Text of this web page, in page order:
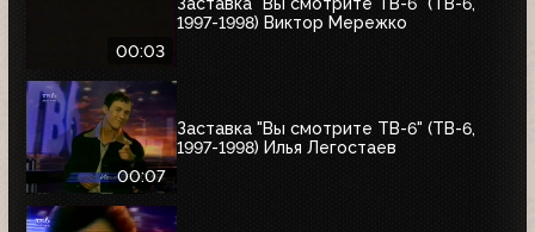
00:03
1997-1998) Виктор Мережко
00:07
Заставка "Вы смотрите ТВ-6" (ТВ-6,
1997-1998) Илья Легостаев